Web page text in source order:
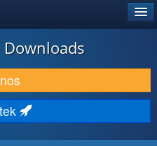
Downloads